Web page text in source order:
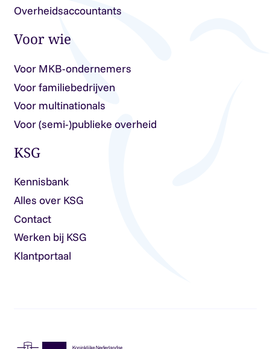
Overheidsaccountants
Voor wie
Voor MKB-ondernemers
Voor familiebedrijven
Voor multinationals
Voor (semi-)publieke overheid
KSG
Kennisbank
Alles over KSG
Contact
Werken bij KSG
Klantportaal